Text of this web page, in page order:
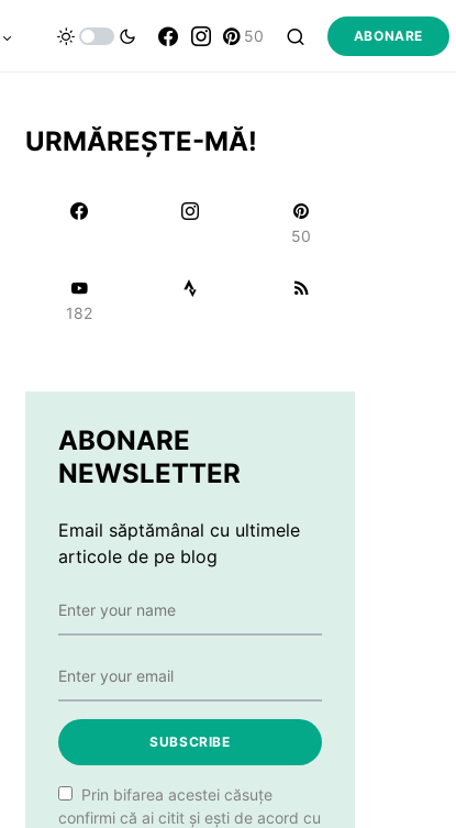
50 ABONARE
URMĂREȘTE-MĂ!
50
182
ABONARE
NEWSLETTER
Email săptămânal cu ultimele
articole de pe blog
SUBSCRIBE
Prin bifarea acestei căsuțe
confirmi că ai citit și ești de acord cu